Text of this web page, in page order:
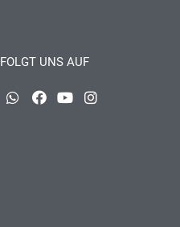
FOLGT UNS AUF